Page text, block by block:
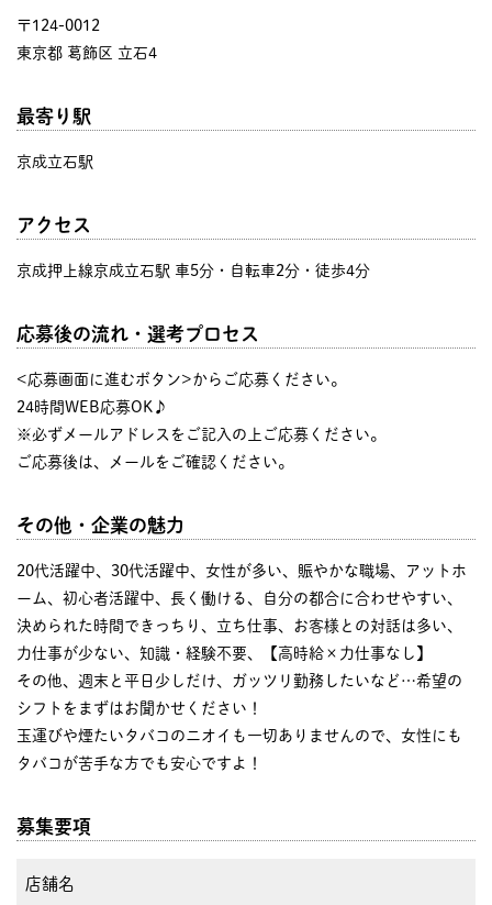
〒124-0012
東京都 葛飾区 立石4
最寄り駅
京成立石駅
アクセス
京成押上線京成立石駅 車5分・自転車2分・徒歩4分
応募後の流れ・選考プロセス
<応募画面に進むボタン>からご応募ください。
24時間WEB応募OK♪
※必ずメールアドレスをご記入の上ご応募ください。
ご応募後は、メールをご確認ください。
その他・企業の魅力
20代活躍中、30代活躍中、女性が多い、賑やかな職場、アットホ
ーム、初心者活躍中、長く働ける、自分の都合に合わせやすい、
決められた時間できっちり、立ち仕事、お客様との対話は多い、
力仕事が少ない、知識・経験不要、【高時給×力仕事なし】
その他、週末と平日少しだけ、ガッツリ勤務したいなど…希望の
シフトをまずはお聞かせください！
玉運びや煙たいタバコのニオイも一切ありませんので、女性にも
タバコが苦手な方でも安心ですよ！
募集要項
店舗名